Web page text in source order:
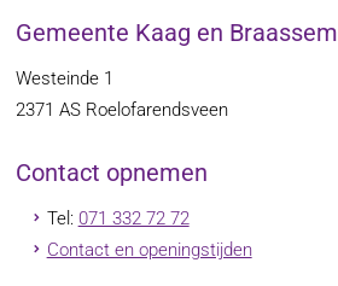
Gemeente Kaag en Braassem
Westeinde 1
2371 AS Roelofarendsveen
Contact opnemen
Tel: 071 332 72 72
Contact en openingstijden